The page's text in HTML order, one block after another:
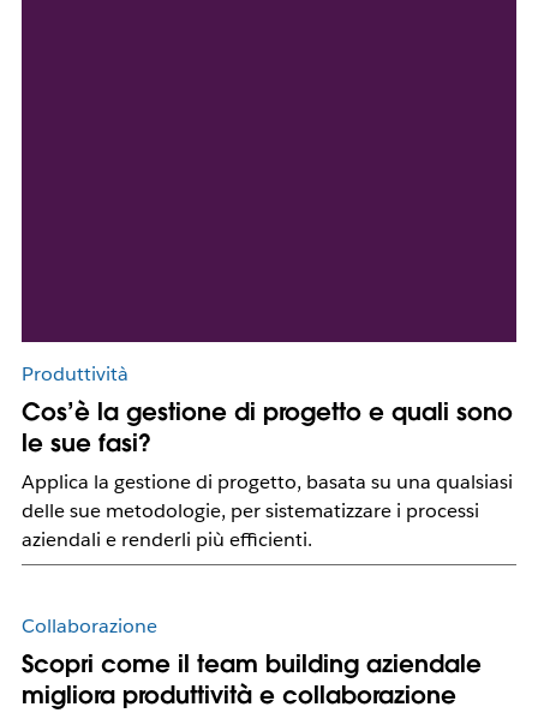
Produttività
Cos’è la gestione di progetto e quali sono
le sue fasi?
Applica la gestione di progetto, basata su una qualsiasi
delle sue metodologie, per sistematizzare i processi
aziendali e renderli più efficienti.
Collaborazione
Scopri come il team building aziendale
migliora produttività e collaborazione